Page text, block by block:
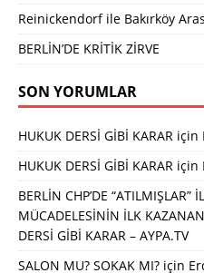
Reinickendorf ile Bakırköy
BERLİN’DE KRİTİK ZİRVE
SON YORUMLAR
HUKUK DERSİ GİBİ KARAR için
HUKUK DERSİ GİBİ KARAR için
BERLİN CHP’DE “ATILMIŞLAR”
MÜCADELESİNİN İLK
DERSİ GİBİ KARAR – AYPA.TV
SALON MU? SOKAK MI? için